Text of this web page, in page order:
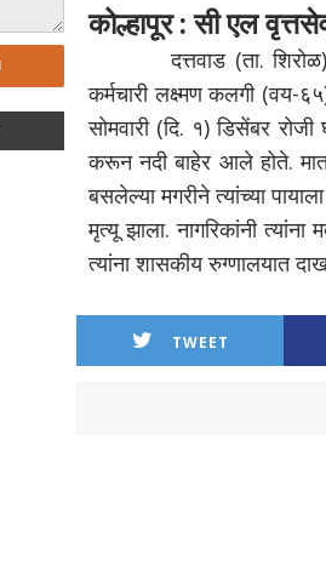
कोल्हापूर : सी एल
दत्तवाड (ता.
कर्मचारी लक्ष्मण कलगी (वय-
सोमवारी (दि. १) डिसेंबर
करून नदी बाहेर आले होते.
बसलेल्या मगरीने त्यांच्या
मृत्यू झाला. नागरिकांनी
त्यांना शासकीय रुग्णालयात
TWEET